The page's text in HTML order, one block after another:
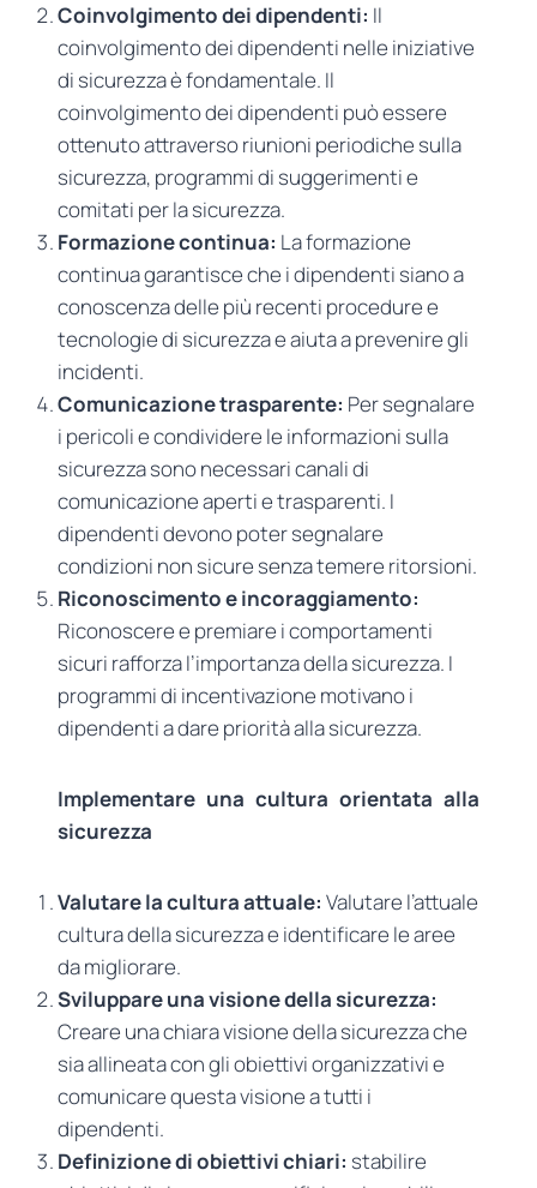
Coinvolgimento dei dipendenti: Il
coinvolgimento dei dipendenti nelle iniziative
di sicurezza è fondamentale. Il
coinvolgimento dei dipendenti può essere
ottenuto attraverso riunioni periodiche sulla
sicurezza, programmi di suggerimenti e
comitati per la sicurezza.
Formazione continua: La formazione
continua garantisce che i dipendenti siano a
conoscenza delle più recenti procedure e
tecnologie di sicurezza e aiuta a prevenire gli
incidenti.
Comunicazione trasparente: Per segnalare
i pericoli e condividere le informazioni sulla
sicurezza sono necessari canali di
comunicazione aperti e trasparenti. I
dipendenti devono poter segnalare
condizioni non sicure senza temere ritorsioni.
Riconoscimento e incoraggiamento:
Riconoscere e premiare i comportamenti
sicuri rafforza l’importanza della sicurezza. I
programmi di incentivazione motivano i
dipendenti a dare priorità alla sicurezza.
Implementare una cultura orientata alla
sicurezza
Valutare la cultura attuale: Valutare l’attuale
cultura della sicurezza e identificare le aree
da migliorare.
Sviluppare una visione della sicurezza:
Creare una chiara visione della sicurezza che
sia allineata con gli obiettivi organizzativi e
comunicare questa visione a tutti i
dipendenti.
Definizione di obiettivi chiari: stabilire